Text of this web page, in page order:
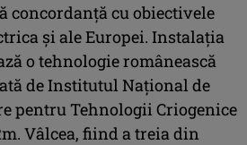
concordanță cu obiectivele
și ale Europei. Instalația
o tehnologie românească
de Institutul Național de
pentru Tehnologii Criogenice
Vâlcea, fiind a treia din